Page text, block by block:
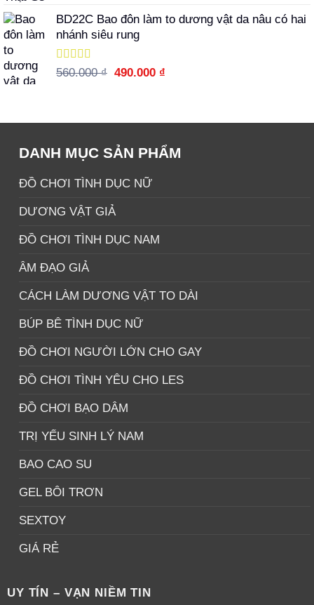
sao
là:
1.100.000 ₫.
tại
BD22C Bao đôn làm to dương vật da nâu có hai
nhánh siêu rung
Được xếp
560.000₫ Giá
490.000 ₫
DANH MỤC SẢN PHẨM
ĐỒ CHƠI TÌNH DỤC NỮ
DƯƠNG VẬT GIẢ
ĐỒ CHƠI TÌNH DỤC NAM
ÂM ĐẠO GIẢ
CÁCH LÀM DƯƠNG VẬT TO DÀI
BÚP BÊ TÌNH DỤC NỮ
ĐỒ CHƠI NGƯỜI LỚN CHO GAY
ĐỒ CHƠI TÌNH YÊU CHO LES
ĐỒ CHƠI BẠO DÂM
TRỊ YẾU SINH LÝ NAM
BAO CAO SU
GEL BÔI TRƠN
SEXTOY
GIÁ RẺ
UY TÍN – VẠN NIỀM TIN